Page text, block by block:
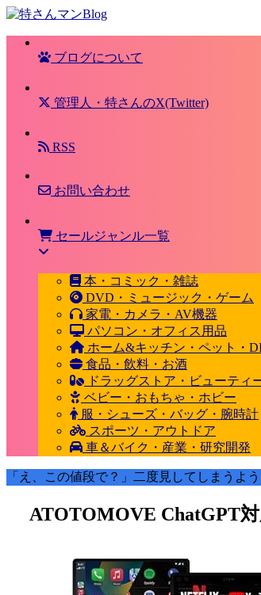
ブログについて
管理人・特さんのX(Twitter)
RSS
お問い合わせ
セールジャンル一覧
本・コミック・雑誌
DVD・ミュージック・ゲーム
家電・カメラ・AV機器
パソコン・オフィス用品
ホーム&キッチン・ペット・
食品・飲料・お酒
ドラッグストア・ビューティ
ベビー・おもちゃ・ホビー
服・シューズ・バッグ・腕時計
スポーツ・アウトドア
車＆バイク・産業・研究開発
「え、この値段で？」二度見してしまうよ
ATOTOMOVE ChatGPT